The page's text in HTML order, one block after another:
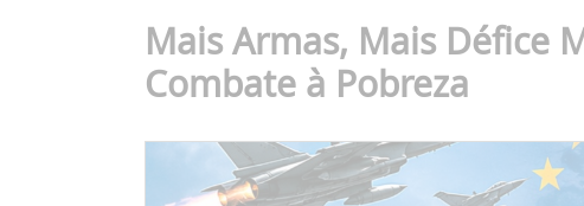
Mais Armas, Mais Défice
Combate à Pobreza